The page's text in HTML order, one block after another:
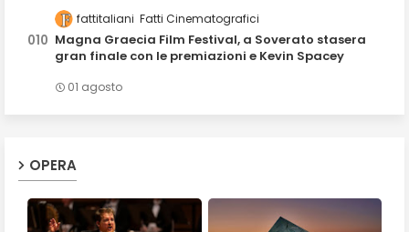
fattitaliani Fatti Cinematografici
Magna Graecia Film Festival, a Soverato stasera
gran finale con le premiazioni e Kevin Spacey
01 agosto
OPERA